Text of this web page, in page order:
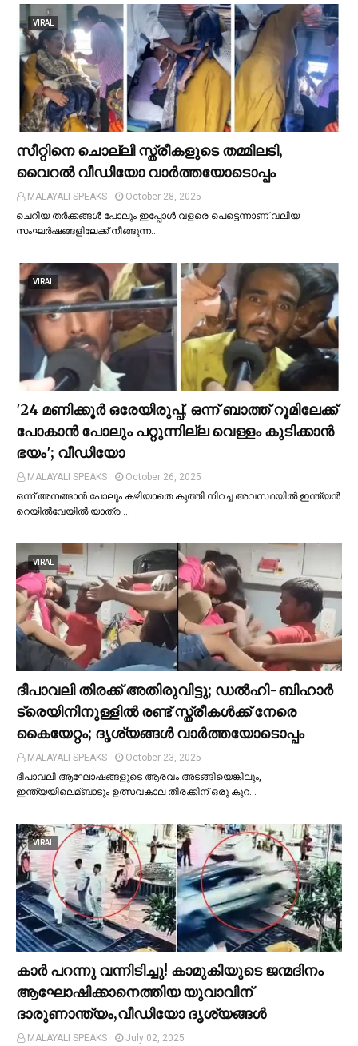
VIRAL
സീറ്റിനെ ചൊല്ലി സ്ത്രീകളുടെ തമ്മിലടി,
വൈറല്‍ വീഡിയോ വാർത്തയോടൊപ്പം
MALAYALI SPEAKS
October 28, 2025
ചെറിയ തര്‍ക്കങ്ങള്‍ പോലും ഇപ്പോള്‍ വളരെ പെട്ടെന്നാണ് വലിയ
സംഘര്‍ഷങ്ങളിലേക്ക് നീങ്ങുന്ന…
VIRAL
'24 മണിക്കൂര്‍ ഒരേയിരുപ്പ്, ഒന്ന് ബാത്ത് റൂമിലേക്ക്
പോകാന്‍ പോലും പറ്റുന്നില്ല വെള്ളം കുടിക്കാന്‍
ഭയം'; വീഡിയോ
MALAYALI SPEAKS
October 26, 2025
ഒന്ന് അനങ്ങാന്‍ പോലും കഴിയാതെ കുത്തി നിറച്ച അവസ്ഥയില്‍ ഇന്ത്യന്‍
റെയില്‍വേയില്‍ യാത്ര …
VIRAL
ദീപാവലി തിരക്ക് അതിരുവിട്ടു; ഡല്‍ഹി-ബിഹാര്‍
ട്രെയിനിനുള്ളില്‍ രണ്ട് സ്ത്രീകള്‍ക്ക് നേരെ
കൈയേറ്റം; ദൃശ്യങ്ങള്‍ വാർത്തയോടൊപ്പം
MALAYALI SPEAKS
October 23, 2025
ദീപാവലി ആഘോഷങ്ങളുടെ ആരവം അടങ്ങിയെങ്കിലും,
ഇന്ത്യയിലെമ്ബാടും ഉത്സവകാല തിരക്കിന് ഒരു കുറ…
VIRAL
കാര്‍ പറന്നു വന്നിടിച്ചു! കാമുകിയുടെ ജന്മദിനം
ആഘോഷിക്കാനെത്തിയ യുവാവിന്
ദാരുണാന്ത്യം,വീഡിയോ ദൃശ്യങ്ങൾ
MALAYALI SPEAKS
July 02, 2025